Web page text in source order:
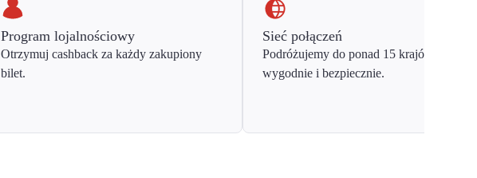
Program lojalnościowy
Otrzymuj cashback za każdy zakupiony
bilet.
Sieć połączeń
Podróżujemy do ponad 15 krajów Europy
wygodnie i bezpiecznie.